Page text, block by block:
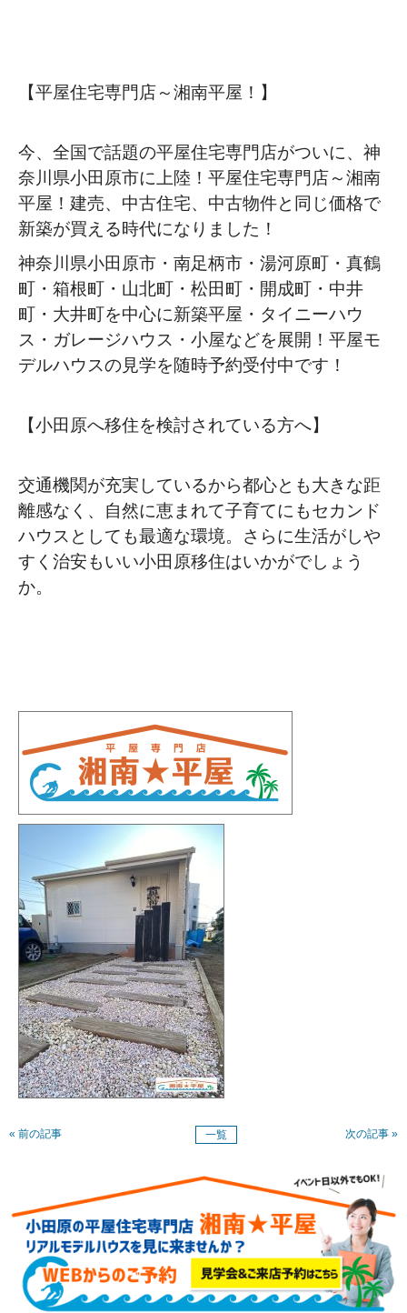
【平屋住宅専門店～湘南平屋！】
今、全国で話題の平屋住宅専門店がついに、神
奈川県小田原市に上陸！平屋住宅専門店～湘南
平屋！建売、中古住宅、中古物件と同じ価格で
新築が買える時代になりました！
神奈川県小田原市・南足柄市・湯河原町・真鶴
町・箱根町・山北町・松田町・開成町・中井
町・大井町を中心に新築平屋・タイニーハウ
ス・ガレージハウス・小屋などを展開！平屋モ
デルハウスの見学を随時予約受付中です！
【小田原へ移住を検討されている方へ】
交通機関が充実しているから都心とも大きな距
離感なく、自然に恵まれて子育てにもセカンド
ハウスとしても最適な環境。さらに生活がしや
すく治安もいい小田原移住はいかがでしょう
か。
« 前の記事 一覧 次の記事 »